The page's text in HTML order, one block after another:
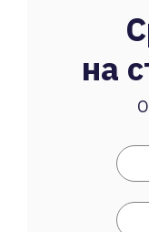
на